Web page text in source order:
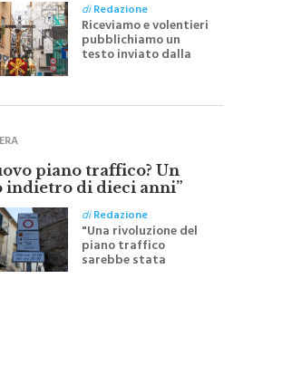
diRedazione
Riceviamo e volentieri
pubblichiamo un
testo inviato dalla
all'indomani della
Festa del Santissimo
piano traffico? Un
indietro di dieci anni”
diRedazione
"Una rivoluzione del
piano traffico
sarebbe stata